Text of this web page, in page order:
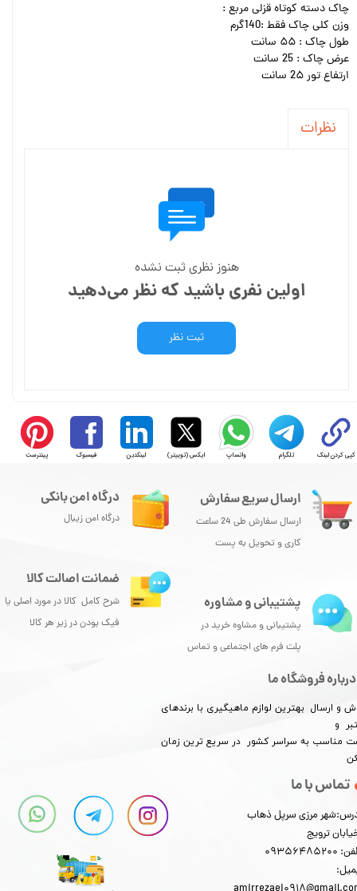
چاک دسته کوتاه قزلی مربع :
وزن کلی چاک فقط :140گرم
طول چاک : ۵۵ سانت
عرض چاک : 25 سانت
ارتفاع تور 2۵ سانت
نظرات
هنوز نظری ثبت نشده
اولین نفری باشید که نظر می‌دهید
ثبت نظر
کپی کردن لینک تلگرام واتساپ ایکس (توییتر) لینکدین فیسبوک پینترست
ارسال سریع سفارش
ارسال سفارش طی 24 ساعت
کاری و تحویل به پست
درباره فروشگاه ما
و ارسال بهترین لوازم ماهیگیری با برندهای
و
مناسب به سراسر کشور در سریع ترین زمان
تماس با ما
مرزی سرپل ذهاب
ترویج
درگاه امن بانکی
درگاه امن زیبال
پشتیبانی و مشاوره
پشتیبانی و مشاوه خرید در
پلت فرم های اجتماعی و تماس
ضمانت اصالت کالا
شرح کامل کالا در مورد اصلی یا
فیک بودن در زیر هر کالا